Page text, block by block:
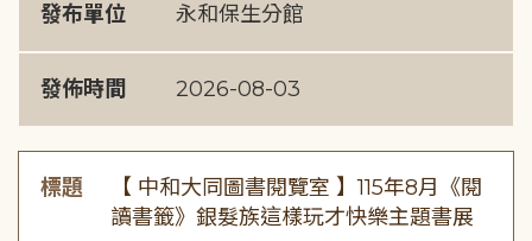
發布單位 永和保生分館
發佈時間 2026-08-03
標題
【 中和大同圖書閱覽室 】115年8月《閱
讀書籤》銀髮族這樣玩才快樂主題書展